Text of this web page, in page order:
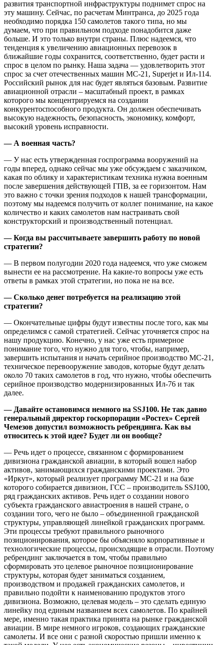
развития транспортной инфраструктуры поднимет спрос на
эту машину. Сейчас, по расчетам Минтранса, до 2025 года
необходимо порядка 150 самолетов такого типа, но мы
думаем, что при правильном подходе понадобится даже
больше. И это только внутри страны. Плюс надеемся, что
тенденция к увеличению авиационных перевозок в
ближайшие годы сохранится, соответственно, будет расти и
спрос в целом по рынку. Наша задача — удовлетворить этот
спрос за счет отечественных машин МС-21, Superjet и Ил-114.
Российский рынок для нас будет являться базовым. Развитие
авиационной отрасли – масштабный проект, в рамках
которого мы концентрируемся на создании
конкурентоспособного продукта. Он должен обеспечивать
высокую надежность, безопасность, экономику, комфорт,
высокий уровень исправности.
— А военная часть?
— У нас есть утвержденная госпрограмма вооружений на
годы вперед, однако сейчас мы уже обсуждаем с заказчиком,
какая по облику и характеристикам техника нужна военным
после завершения действующей ГПВ, за ее горизонтом. Нам
это важно с точки зрения подходов к нашей трансформации,
поэтому мы надеемся получить от коллег понимание, на какое
количество и каких самолетов нам настраивать свой
конструкторский и производственный потенциал.
— Когда вы рассчитываете завершить работу по новой
стратегии?
— В первом полугодии 2020 года надеемся, что уже сможем
вынести ее на рассмотрение. На какие-то вопросы уже есть
ответы в рамках этой стратегии, но пока не на все.
— Сколько денег потребуется на реализацию этой
стратегии?
— Окончательные цифры будут известны после того, как мы
определимся с самой стратегией. Сейчас уточняется спрос на
нашу продукцию. Конечно, у нас уже есть примерное
понимание того, что нужно для того, чтобы, например,
завершить испытания и начать серийное производство МС-21,
техническое перевооружение заводов, которые будут делать
около 70 таких самолетов в год, что нужно, чтобы обеспечить
серийное производство модернизированных Ил-76 и так
далее.
— Давайте остановимся немного на SSJ100. Не так давно
генеральный директор госкорпорации «Ростех» Сергей
Чемезов допустил возможность ребрендинга. Как вы
относитесь к этой идее? Будет ли он вообще?
— Речь идет о процессе, связанном с формированием
дивизиона гражданской авиации, в который вошел набор
активов, занимающихся гражданскими проектами. Это
«Иркут», который реализует программу МС-21 и на базе
которого собирается дивизион, ГСС – производитель SSJ100,
ряд гражданских активов. Речь идет о создании нового
субъекта гражданского авиастроения в нашей стране, о
создании того, чего не было – объединенной гражданской
структуры, управляющей линейкой гражданских программ.
Эти процессы требуют правильного рыночного
позиционирования, которое бы объясняло корпоративные и
технологические процессы, происходящие в отрасли. Поэтому
ребрендинг заключается в том, чтобы правильно
сформировать это целевое рыночное позиционирование
структуры, которая будет заниматься созданием,
производством и продажей гражданских самолетов, и
правильно подойти к наименованию продуктов этого
дивизиона. Возможно, целевая модель – это сделать единую
линейку под единым названием всех самолетов. По крайней
мере, именно такая практика принята на рынке гражданской
авиации. В мире немного игроков, создающих гражданские
самолеты. И все они с разной скоростью пришли именно к